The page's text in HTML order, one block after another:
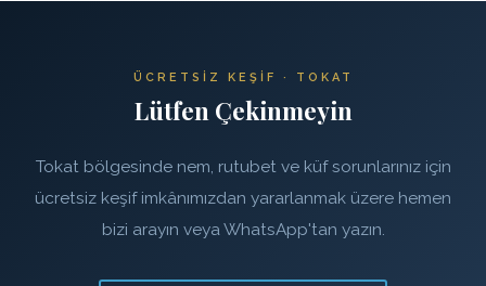
ÜCRETSIZ KEŞIF · TOKAT
Lütfen Çekinmeyin
Tokat bölgesinde nem, rutubet ve küf sorunlarınız için
ücretsiz keşif imkânımızdan yararlanmak üzere hemen
bizi arayın veya WhatsApp'tan yazın.